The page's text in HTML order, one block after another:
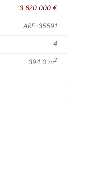
3 620 000 €
ARE-35591
4
394.0 m2